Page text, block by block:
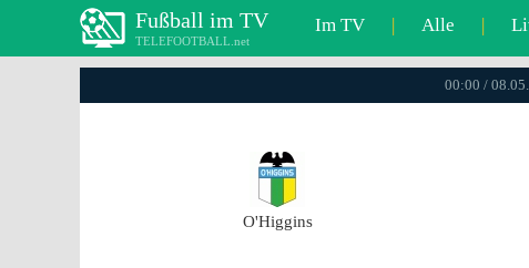
Fußball im TV
TELEFOOTBALL.net
Im TV | Alle |
00:00 /
O'Higgins